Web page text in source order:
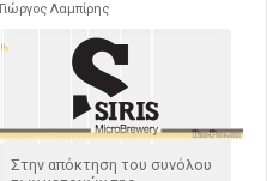
Γιώργος Λαμπίρης
Στην απόκτηση του συνόλου